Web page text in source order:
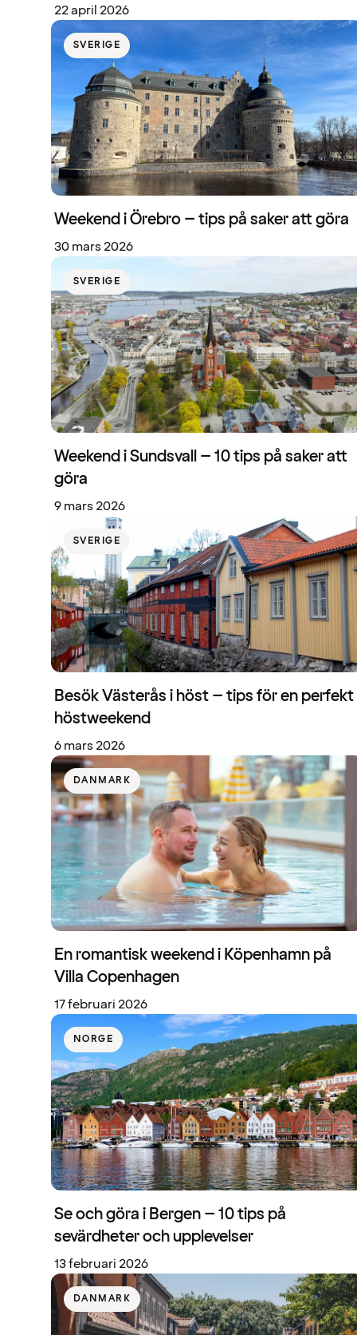
22 april 2026
SVERIGE
Weekend i Örebro – tips på saker att göra
30 mars 2026
SVERIGE
Weekend i Sundsvall – 10 tips på saker att
göra
9 mars 2026
SVERIGE
Besök Västerås i höst – tips för en perfekt
höstweekend
6 mars 2026
DANMARK
En romantisk weekend i Köpenhamn på
Villa Copenhagen
17 februari 2026
NORGE
Se och göra i Bergen – 10 tips på
sevärdheter och upplevelser
13 februari 2026
DANMARK